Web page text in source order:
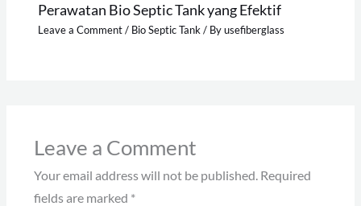
Perawatan Bio Septic Tank yang Efektif
Leave a Comment/ Bio Septic Tank/ Byusefiberglass
Leave a Comment
Your email address will not be published. Required
fields are marked *